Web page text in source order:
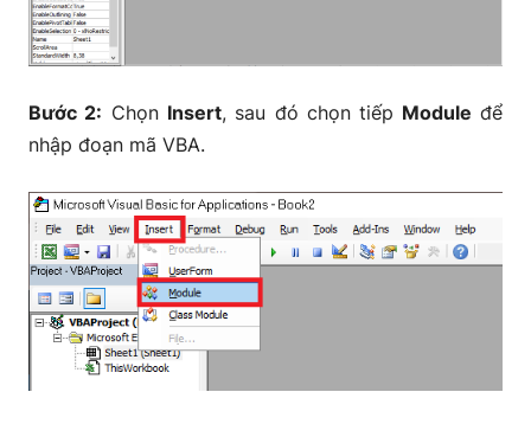
Bước 2: Chọn Insert, sau đó chọn tiếp Module để
nhập đoạn mã VBA.